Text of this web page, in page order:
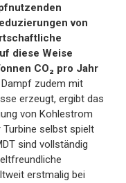
von
diese Weise
CO₂ pro Jahr
zudem mit
erzeugt, ergibt das
von Kohlestrom
selbst spielt
sind vollständig
erstmalig bei